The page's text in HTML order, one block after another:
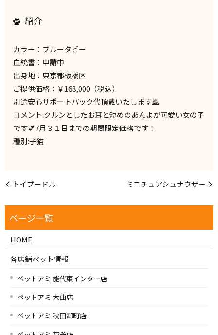
紹介
カラー：ブルータビー
血統書：申請中
出身地：東京都板橋区
ご提供価格：￥168,000（税込）
別途安心サポートパック代頂戴いたします🙇
コメント:クルンとしたお耳と短めのあんよが可愛い女の子
です💕7月３１日までの期間限定価格です！
種別:子猫
トイプードル ミニチュアシュナウザー
HOME
各店舗ペット情報
ペットアミ 能代東インター店
ペットアミ 大曲店
ペットアミ 秋田卸町店